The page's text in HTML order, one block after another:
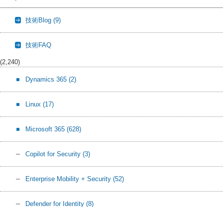
技術Blog (9)
技術FAQ
(2,240)
Dynamics 365 (2)
Linux (17)
Microsoft 365 (628)
Copilot for Security (3)
Enterprise Mobility + Security (52)
Defender for Identity (8)